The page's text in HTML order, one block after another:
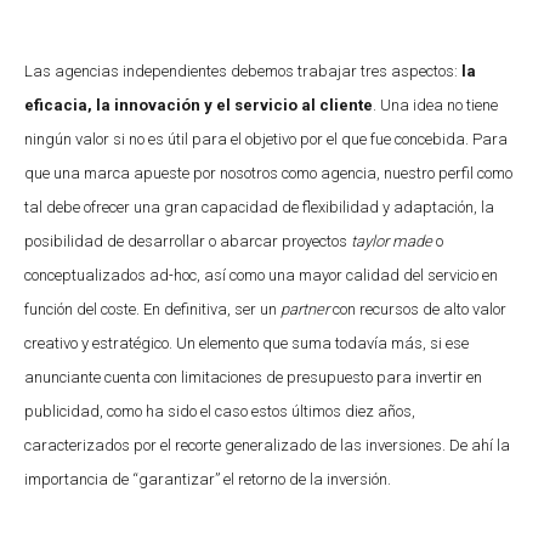
Las agencias independientes debemos trabajar tres aspectos: la
eficacia, la innovación y el servicio al cliente . Una idea no tiene
ningún valor si no es útil para el objetivo por el que fue concebida. Para
que una marca apueste por nosotros como agencia, nuestro perfil como
tal debe ofrecer una gran capacidad de flexibilidad y adaptación, la
posibilidad de desarrollar o abarcar proyectos taylor madeo
conceptualizados ad-hoc, así como una mayor calidad del servicio en
función del coste. En definitiva, ser un partnercon recursos de alto valor
creativo y estratégico. Un elemento que suma todavía más, si ese
anunciante cuenta con limitaciones de presupuesto para invertir en
publicidad, como ha sido el caso estos últimos diez años,
caracterizados por el recorte generalizado de las inversiones. De ahí la
importancia de “garantizar” el retorno de la inversión.